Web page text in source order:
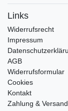
Links
Widerrufs­recht
Impressum
AGB
Widerrufsformular
Cookies
Kontakt
Zahlung & Versand